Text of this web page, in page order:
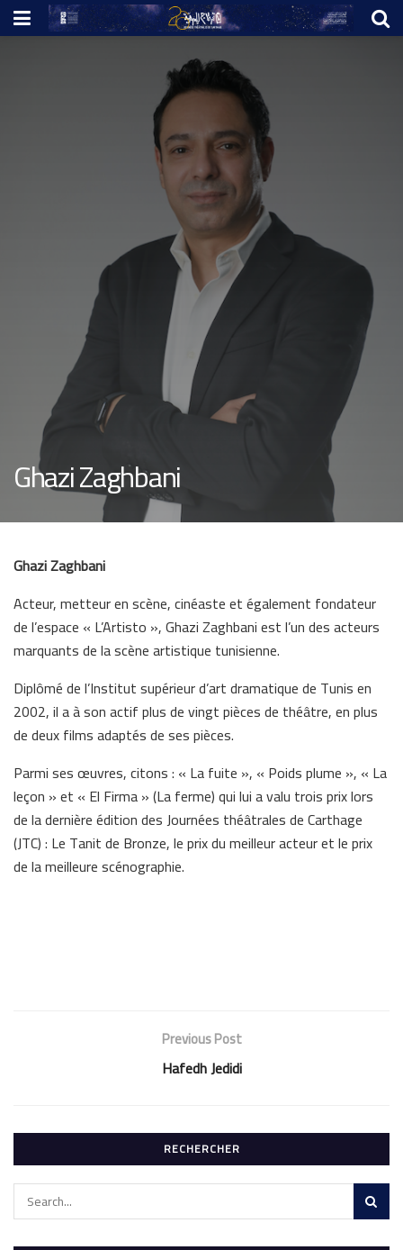
Ghazi Zaghbani
Ghazi Zaghbani
Acteur, metteur en scène, cinéaste et également fondateur
de l’espace « L’Artisto », Ghazi Zaghbani est l’un des acteurs
marquants de la scène artistique tunisienne.
Diplômé de l’Institut supérieur d’art dramatique de Tunis en
2002, il a à son actif plus de vingt pièces de théâtre, en plus
de deux films adaptés de ses pièces.
Parmi ses œuvres, citons : « La fuite », « Poids plume », « La
leçon » et « El Firma » (La ferme) qui lui a valu trois prix lors
de la dernière édition des Journées théâtrales de Carthage
(JTC) : Le Tanit de Bronze, le prix du meilleur acteur et le prix
de la meilleure scénographie.
Previous Post
Hafedh Jedidi
RECHERCHER